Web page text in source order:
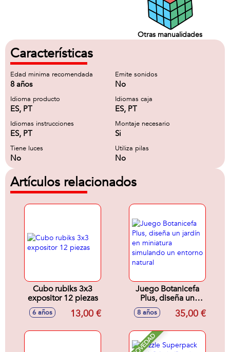
Otras manualidades
Características
Edad minima recomendada
8 años
Emite sonidos
No
Idioma producto
ES, PT
Idiomas caja
ES, PT
Idiomas instrucciones
ES, PT
Montaje necesario
Si
Tiene luces
No
Utiliza pilas
No
Artículos relacionados
Cubo rubiks 3x3
expositor 12 piezas
6 años 13,00 €
Juego Botanicefa
Plus, diseña un
jardín en miniatura
simulando un
8 años 35,00 €
NOVEDAD